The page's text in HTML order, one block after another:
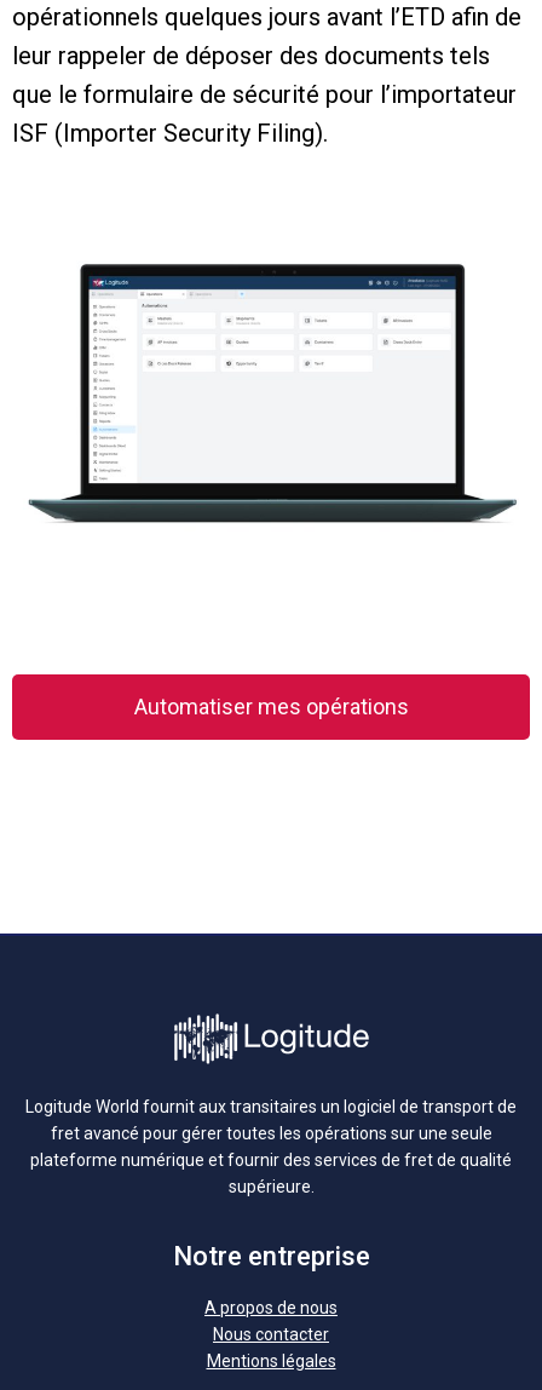
opérationnels quelques jours avant l’ETD afin de
leur rappeler de déposer des documents tels
que le formulaire de sécurité pour l’importateur
ISF (Importer Security Filing).
Automatiser mes opérations
Logitude World fournit aux transitaires un logiciel de transport de
fret avancé pour gérer toutes les opérations sur une seule
plateforme numérique et fournir des services de fret de qualité
supérieure.
Notre entreprise
A propos de nous
Nous contacter
Mentions légales